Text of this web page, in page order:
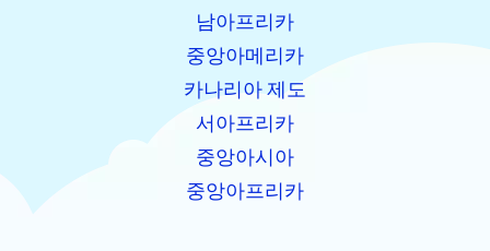
남아프리카
중앙아메리카
카나리아 제도
서아프리카
중앙아시아
중앙아프리카